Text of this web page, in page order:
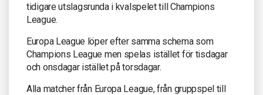
tidigare utslagsrunda i kvalspelet till Champions
League.
Europa League löper efter samma schema som
Champions League men spelas istället för tisdagar
och onsdagar istället på torsdagar.
Alla matcher från Europa League, från gruppspel till